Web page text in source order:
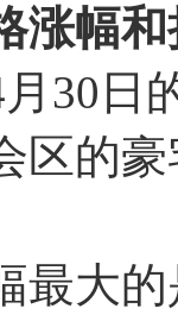
涨幅
30日
区的
最大